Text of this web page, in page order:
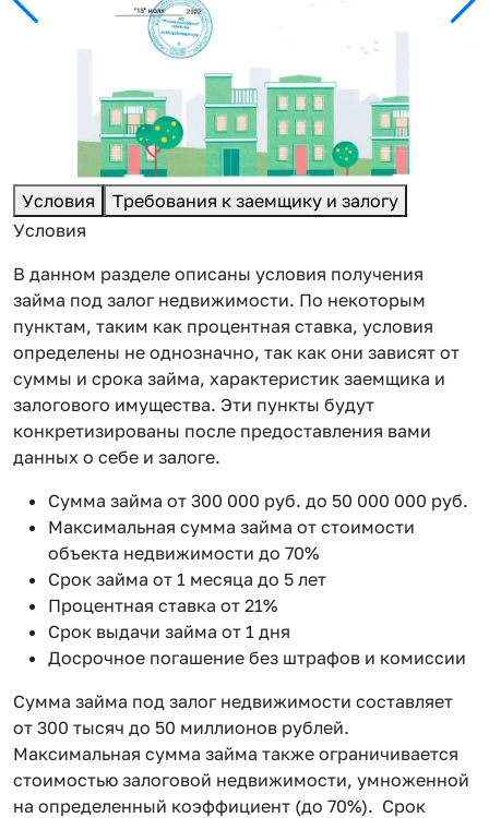
Условия
Требования к заемщику и залогу
Условия
В данном разделе описаны условия получения
займа под залог недвижимости. По некоторым
пунктам, таким как процентная ставка, условия
определены не однозначно, так как они зависят от
суммы и срока займа, характеристик заемщика и
залогового имущества. Эти пункты будут
конкретизированы после предоставления вами
данных о себе и залоге.
Сумма займа от 300 000 руб. до 50 000 000 руб.
Максимальная сумма займа от стоимости
объекта недвижимости до 70%
Срок займа от 1 месяца до 5 лет
Процентная ставка от 21%
Срок выдачи займа от 1 дня
Досрочное погашение без штрафов и комиссии
Сумма займа под залог недвижимости составляет
от 300 тысяч до 50 миллионов рублей.
Максимальная сумма займа также ограничивается
стоимостью залоговой недвижимости, умноженной
на определенный коэффициент (до 70%). Срок